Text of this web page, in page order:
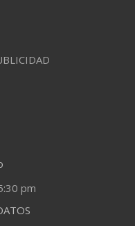
pm